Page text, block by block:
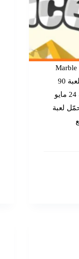
تحميل مباشر الآن اسم اللعبة تحميل لعبة Marble
Race اسم المطور GarageGames حجم اللعبة 90
ميجابايت فئة لعبة خفيفة تم تحديث اللعبة 24 مايو
حمّل لعبة